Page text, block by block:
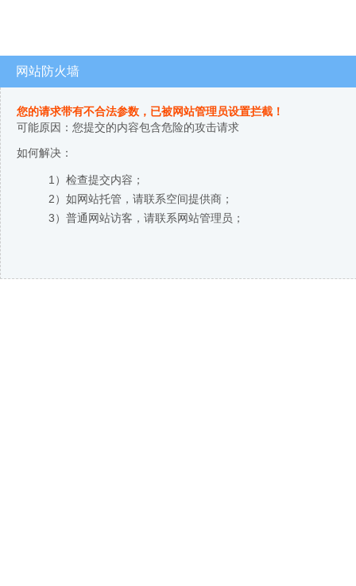
网站防火墙
您的请求带有不合法参数，已被网站管理员设置拦截！
可能原因：您提交的内容包含危险的攻击请求
如何解决：
1）检查提交内容；
2）如网站托管，请联系空间提供商；
3）普通网站访客，请联系网站管理员；